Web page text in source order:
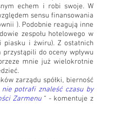
echem i robi swoje. W
sensu finansowania
). Podobnie reagują inne
zespołu hotelowego w
piasku i żwiru). Z ostatnich
do oceny wpływu
mnie już wielokrotnie
zarządu spółki, bierność
potrafi znaleść czasu by
Zarmenu“ - komentuje z